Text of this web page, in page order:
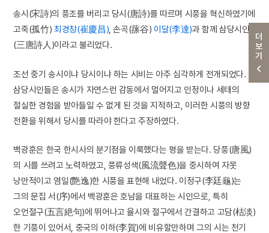
더보기
송시(宋詩)의 풍조를 버리고 당시(唐詩)를 따르며 시풍을 혁신하였기에
고죽(孤竹) 최경창(崔慶昌), 손곡(蓀谷) 이달(李達)과 함께 삼당시인
(三唐詩人)이라고 불리었다.
조선 중기 송시이냐 당시이냐 하는 시비는 아주 심각하게 전개되었다.
삼당시인들은 송시가 자연스런 감동에서 멀어지고 인정이나 세태의
절실한 경험을 받아들일 수 없게 된 것을 지적하고, 이러한 시풍의 방향
전환을 위해서 당시를 따라야 한다고 주장하였다.
백광훈은 한국 한시사의 분기점을 이룩했다는 평을 받는다. 당풍(唐風)
의 시를 쓰려고 노력하였고, 풍류성색(風流聲色)을 중시하여 자못
낭만적이고 염일(艶逸)한 시풍을 표현해 내었다. 이정구(李廷龜)는
그의 문집 서(序)에서 백광훈은 호남을 대표하는 시인으로, 특히
오언절구(五言絶句)에 뛰어나고 율시와 절구에서 간결하고 고담(枯淡)
한 기풍이 있어서, 중국의 이하(李賀)에 비유할만하며 그의 시는 천기